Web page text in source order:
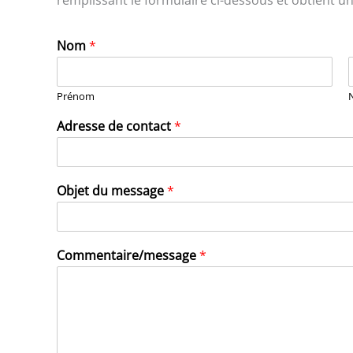
Nom*
Prénom
Adresse de contact*
Objet du message*
Commentaire/message*